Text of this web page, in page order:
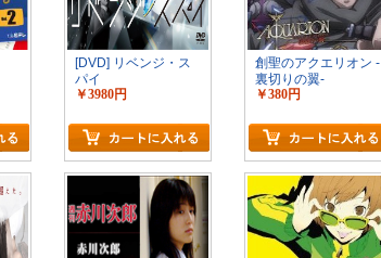
[DVD] リベンジ・ス
パイ
￥3980円
創聖のアクエリオン -
裏切りの翼-
￥380円